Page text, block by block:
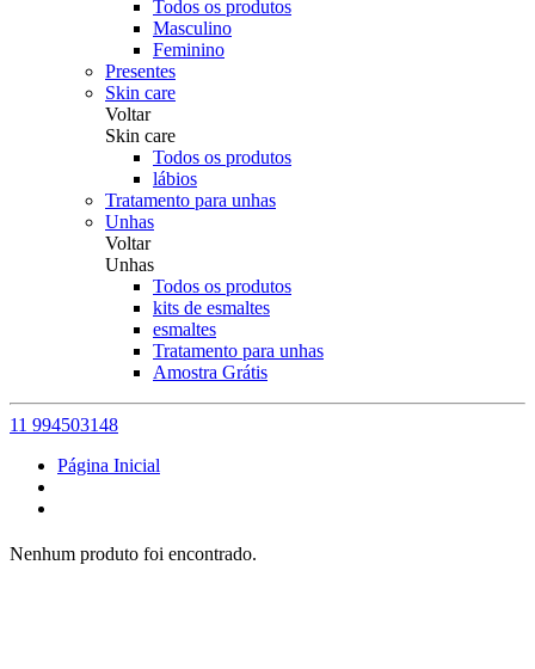
Todos os produtos
Masculino
Feminino
Presentes
Skin care
Voltar
Skin care
Todos os produtos
lábios
Tratamento para unhas
Unhas
Voltar
Unhas
Todos os produtos
kits de esmaltes
esmaltes
Tratamento para unhas
Amostra Grátis
11 994503148
Página Inicial
Nenhum produto foi encontrado.